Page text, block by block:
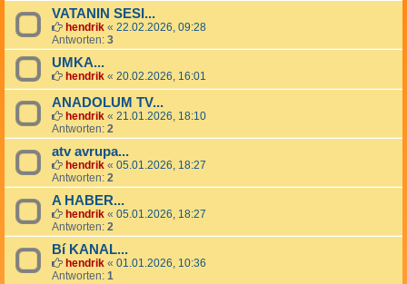
VATANIN SESI...
hendrik « 22.02.2026, 09:28
Antworten: 3
UMKA...
hendrik « 20.02.2026, 16:01
ANADOLUM TV...
hendrik « 21.01.2026, 18:10
Antworten: 2
atv avrupa...
hendrik « 05.01.2026, 18:27
Antworten: 2
A HABER...
hendrik « 05.01.2026, 18:27
Antworten: 2
Bí KANAL...
hendrik « 01.01.2026, 10:36
Antworten: 1